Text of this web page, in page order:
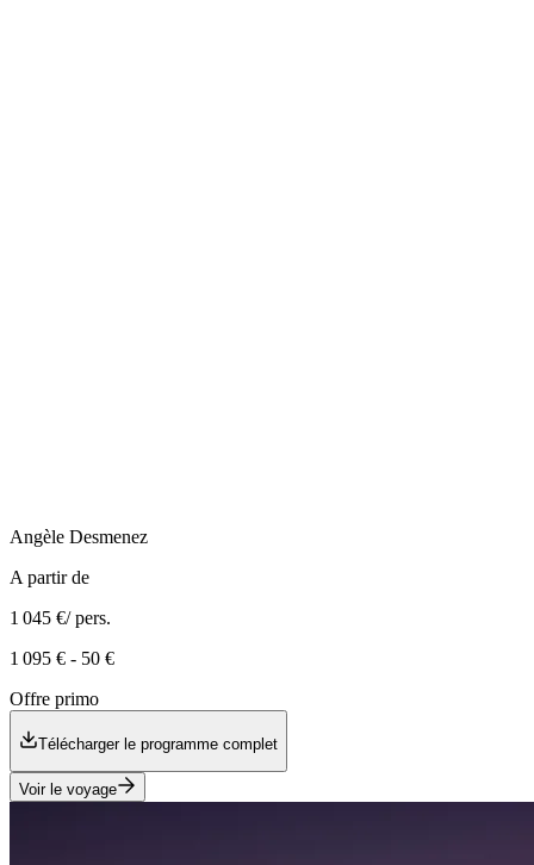
Angèle Desmenez
A partir de
1 045 €/ pers.
1 095 € - 50 €
Offre primo
Télécharger le programme complet
Voir le voyage